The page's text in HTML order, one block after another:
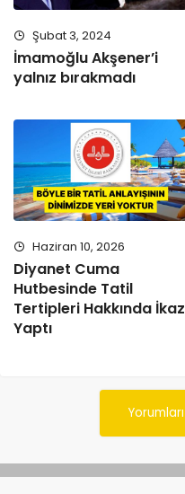
Şubat 3, 2024
İmamoğlu Akşener’i
yalnız bırakmadı
Haziran 10, 2026
Diyanet Cuma
Hutbesinde Tatil
Tertipleri Hakkında İkaz
Yaptı